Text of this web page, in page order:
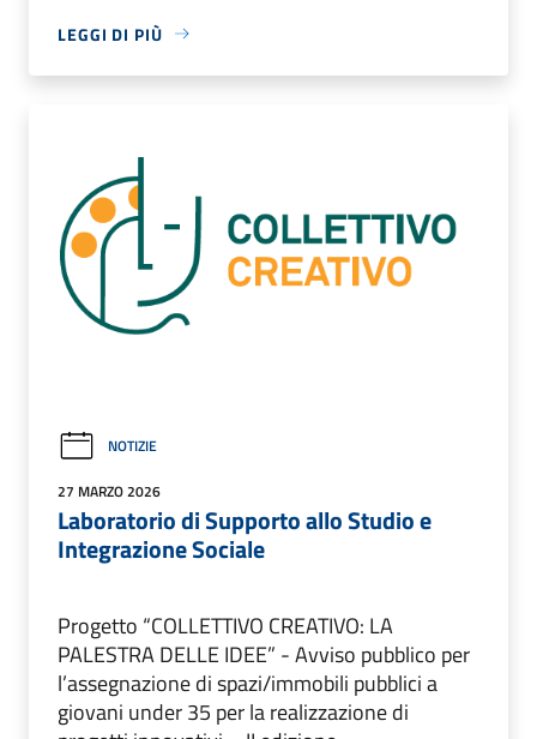
LEGGI DI PIÙ
NOTIZIE
27 MARZO 2026
Laboratorio di Supporto allo Studio e
Integrazione Sociale
Progetto “COLLETTIVO CREATIVO: LA
PALESTRA DELLE IDEE” - Avviso pubblico per
l’assegnazione di spazi/immobili pubblici a
giovani under 35 per la realizzazione di